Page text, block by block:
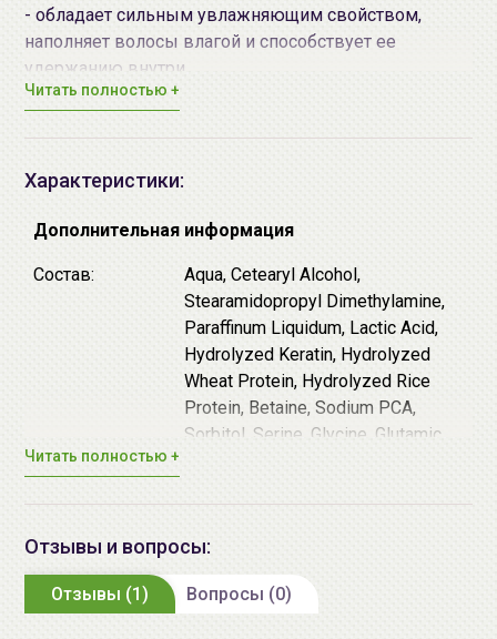
- обладает сильным увлажняющим свойством,
наполняет волосы влагой и способствует ее
удержанию внутри.
Маску можно использовать в качестве
протеиновой подложки и как отдельную процедуру.
Маска предназначена для окрашенных и
Способ применения:нанести маску попрядно на
влажные волосы, выдержать 15-20 минут.
Рекомендуется использовать дополнительное тепло
(термошапка, климазон, сушар), затем смыть
Читать полностью +
Характеристики:
Дополнительная информация
Состав:
Aqua, Cetearyl Alcohol,
Stearamidopropyl Dimethylamine,
Paraffinum Liquidum, Lactic Acid,
Hydrolyzed Keratin, Hydrolyzed
Wheat Protein, Hydrolyzed Rice
Protein, Betaine, Sodium PCA,
Sorbitol, Serine, Glycine, Glutamic
Cyclohexasiloxane,
Amodimethicone/Morpholinomethyl
Silsesquioxane Copolymer,
Читать полностью +
Отзывы и вопросы:
Отзывы (1) Вопросы (0)